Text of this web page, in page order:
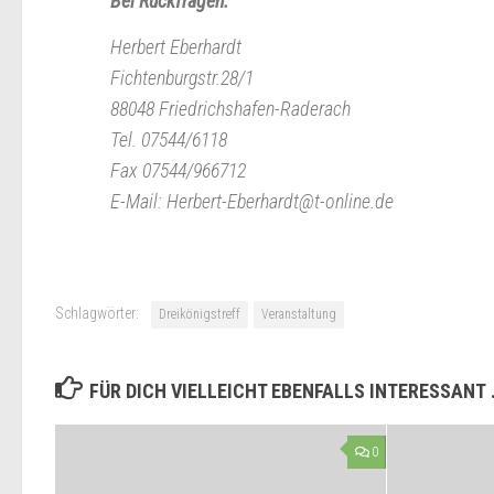
Herbert Eberhardt
Fichtenburgstr.28/1
88048 Friedrichshafen-Raderach
Tel. 07544/6118
Fax 07544/966712
E-Mail: Herbert-Eberhardt@t-online.de
Schlagwörter: Dreikönigstreff Veranstaltung
FÜR DICH VIELLEICHT EBENFALLS INTERESSANT
0